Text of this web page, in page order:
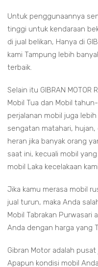
Untuk penggunaannya
tinggi untuk kendaraan
di jual belikan, Hanya di
kami Tampung lebih
terbaik.
Selain itu GIBRAN MOTOR
Mobil Tua dan Mobil
perjalanan mobil juga
sengatan matahari, hujan,
heran jika banyak orang
saat ini, kecuali mobil
mobil Laka kecelakaan
Jika kamu merasa mobil
jual turun, maka Anda
Mobil Tabrakan Purwasari
Anda dengan harga yang
Gibran Motor adalah
Apapun kondisi mobil